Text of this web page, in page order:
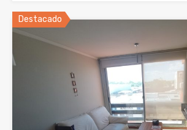
Destacado